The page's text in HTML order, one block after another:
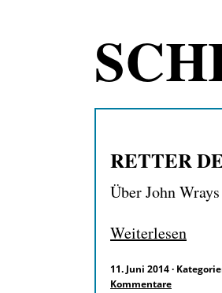
RETTER
Über John
Weiterlesen
11. Juni 2014·
Kommentare